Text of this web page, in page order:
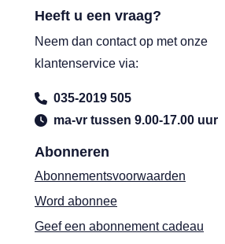
Abonneren
Abonnementsvoorwaarden
Word abonnee
Geef een abonnement cadeau
Heeft u een vraag?
Neem dan contact op met onze
klantenservice via:
035-2019 505
ma-vr tussen 9.00-17.00 uur